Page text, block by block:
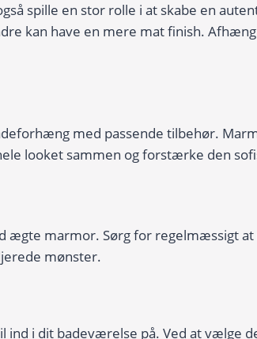
spille en stor rolle i at skabe en
kan have en mere mat finish.
med passende tilbehør.
looket sammen og forstærke den
ægte marmor. Sørg for regelmæssigt at
mønster.
ind i dit badeværelse på. Ved at vælge